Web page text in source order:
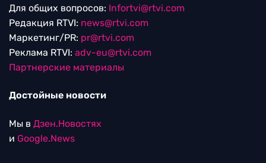
Для общих вопросов: Infortvi@rtvi.com
Редакция RTVI: news@rtvi.com
Маркетинг/PR: pr@rtvi.com
Реклама RTVI: adv-eu@rtvi.com
Партнерские материалы
Достойные новости
Мы в Дзен.Новостях
и Google.News